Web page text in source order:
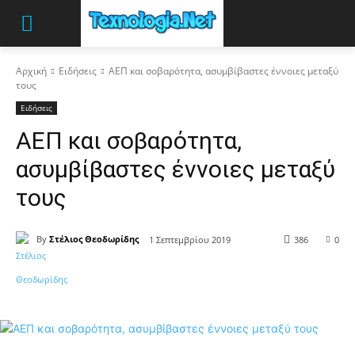
Αρχική Ειδήσεις
ΑΕΠ και σοβαρότητα, ασυμβίβαστες έννοιες μεταξύ
τους
Ειδήσεις
ΑΕΠ και σοβαρότητα,
ασυμβίβαστες έννοιες μεταξύ
τους
By Στέλιος Θεοδωρίδης 1 Σεπτεμβρίου 2019 0
386